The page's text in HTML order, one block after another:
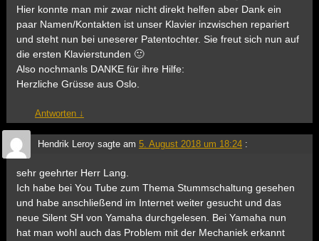
Hier konnte man mir zwar nicht direkt helfen aber Dank ein
paar Namen/Kontakten ist unser Klavier inzwischen repariert
und steht nun bei uneserer Patentochter. Sie freut sich nun auf
die ersten Klavierstunden 🙂
Also nochmanls DANKE für ihre Hilfe:
Herzliche Grüsse aus Oslo.
Antworten ↓
Hendrik Leroysagte am 5. August 2018 um 18:24 :
sehr geehrter Herr Lang.
Ich habe bei You Tube zum Thema Stummschaltung gesehen
und habe anschließend im Internet weiter gesucht und das
neue Silent SH von Yamaha durchgelesen. Bei Yamaha nun
hat man wohl auch das Problem mit der Mechaniek erkannt